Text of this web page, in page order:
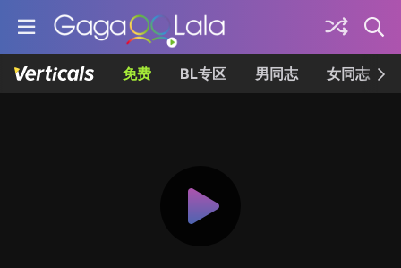
免费 BL专区 男同志 女同志